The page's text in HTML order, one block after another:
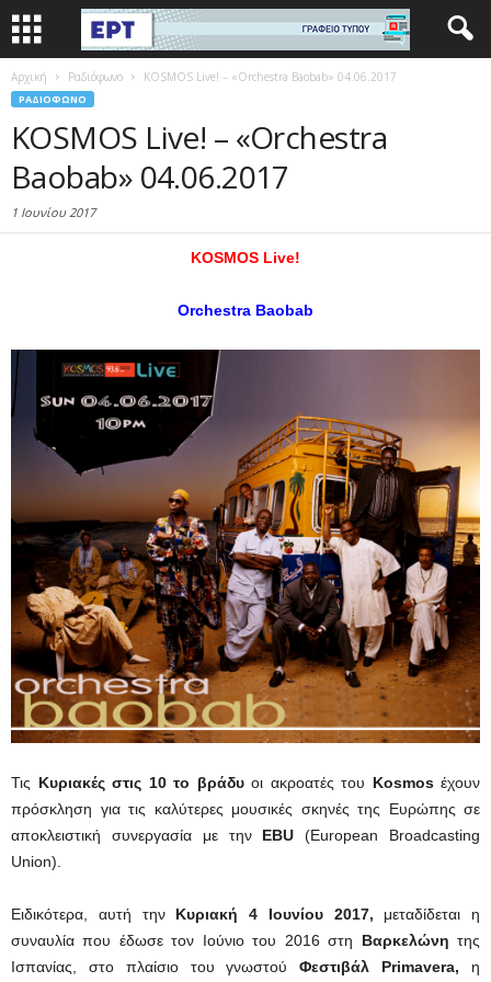
Αρχική Ραδιόφωνο KOSMOS Live! – «Orchestra Baobab» 04.06.2017
ΡΑΔΙΌΦΩΝΟ
KOSMOS Live! – «Orchestra
Baobab» 04.06.2017
1 Ιουνίου 2017
KOSMOS Live!
Orchestra Baobab
Τις Κυριακές στις 10 το βράδυοι ακροατές του Kosmosέχουν
πρόσκληση για τις καλύτερες μουσικές σκηνές της Ευρώπης σε
αποκλειστική συνεργασία με την EBU (European Broadcasting
Union).
Ειδικότερα, αυτή την Κυριακή 4 Ιουνίου 2017, μεταδίδεται η
συναυλία που έδωσε τον Ιούνιο του 2016 στη Βαρκελώνη της
Ισπανίας, στο πλαίσιο του γνωστούΦεστιβάλ Primavera, η